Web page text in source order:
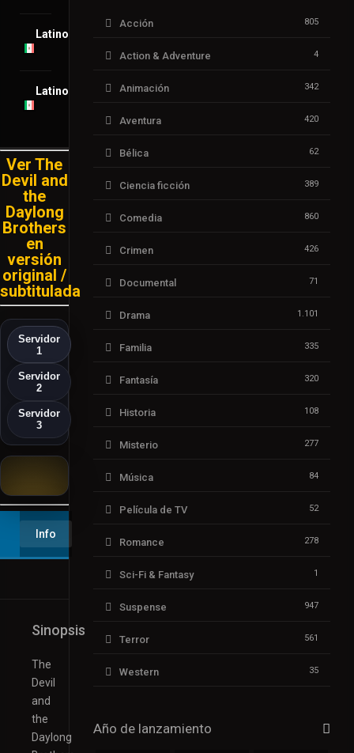
Latino
Latino
Ver The
Devil and
the
Daylong
Brothers
en
versión
original /
subtitulada
Servidor
1
Servidor
2
Servidor
3
▶️ Play
Info
Sinopsis
The
Devil
and
the
Daylong
Acción 805
Action & Adventure 4
Animación 342
Aventura 420
Bélica 62
Ciencia ficción 389
Comedia 860
Crimen 426
Documental 71
Drama 1.101
Familia 335
Fantasía 320
Historia 108
Misterio 277
Música 84
Película de TV 52
Romance 278
Sci-Fi & Fantasy 1
Suspense 947
Terror 561
Western 35
Año de lanzamiento